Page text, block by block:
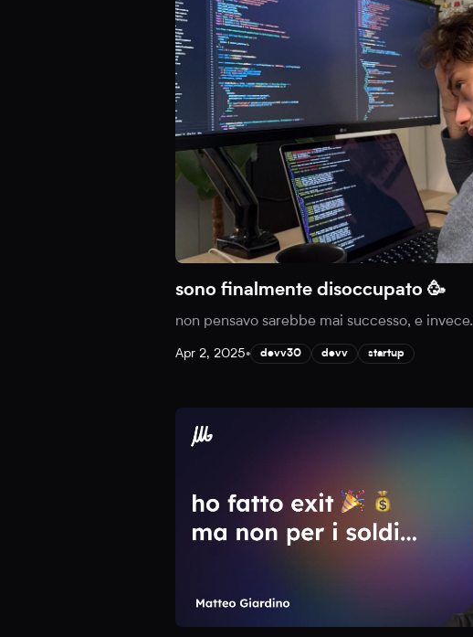
sono finalmente disoccupato 🥳
non pensavo sarebbe mai successo, e invece.
Apr 2, 2025• devv30 devv startup